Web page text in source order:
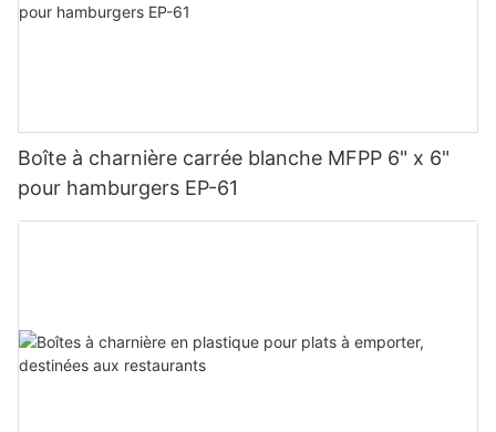
Boîte à charnière carrée blanche MFPP 6" x 6"
pour hamburgers EP-61